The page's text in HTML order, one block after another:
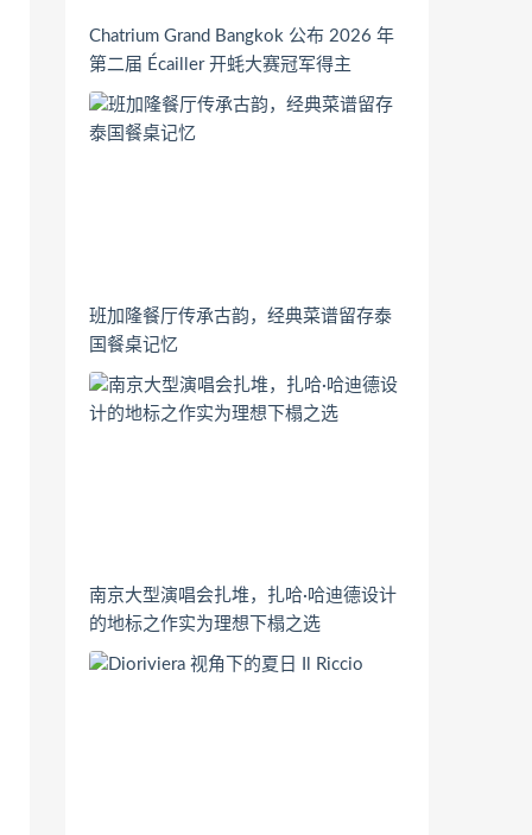
Chatrium Grand Bangkok 公布 2026 年
第二届 Écailler 开蚝大赛冠军得主
班加隆餐厅传承古韵，经典菜谱留存泰
国餐桌记忆
南京大型演唱会扎堆，扎哈·哈迪德设计
的地标之作实为理想下榻之选